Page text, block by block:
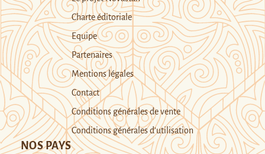
Charte éditoriale
Equipe
Partenaires
Mentions légales
Contact
Conditions générales de vente
Conditions générales d’utilisation
NOS PAYS